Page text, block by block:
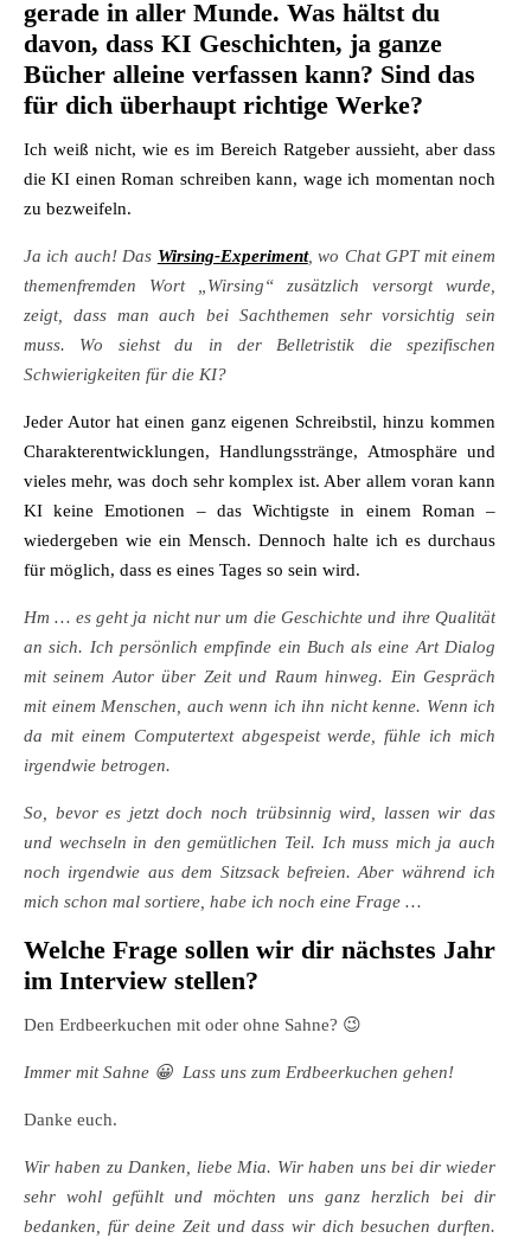
gerade in aller Munde. Was hältst du
davon, dass KI Geschichten, ja ganze
Bücher alleine verfassen kann? Sind das
für dich überhaupt richtige Werke?
Ich weiß nicht, wie es im Bereich Ratgeber aussieht, aber dass
die KI einen Roman schreiben kann, wage ich momentan noch
zu bezweifeln.
Ja ich auch! Das Wirsing-Experiment, wo Chat GPT mit einem
themenfremden Wort „Wirsing“ zusätzlich versorgt wurde,
zeigt, dass man auch bei Sachthemen sehr vorsichtig sein
muss. Wo siehst du in der Belletristik die spezifischen
Schwierigkeiten für die KI?
Jeder Autor hat einen ganz eigenen Schreibstil, hinzu kommen
Charakterentwicklungen, Handlungsstränge, Atmosphäre und
vieles mehr, was doch sehr komplex ist. Aber allem voran kann
KI keine Emotionen – das Wichtigste in einem Roman –
wiedergeben wie ein Mensch. Dennoch halte ich es durchaus
für möglich, dass es eines Tages so sein wird.
Hm … es geht ja nicht nur um die Geschichte und ihre Qualität
an sich. Ich persönlich empfinde ein Buch als eine Art Dialog
mit seinem Autor über Zeit und Raum hinweg. Ein Gespräch
mit einem Menschen, auch wenn ich ihn nicht kenne. Wenn ich
da mit einem Computertext abgespeist werde, fühle ich mich
irgendwie betrogen.
So, bevor es jetzt doch noch trübsinnig wird, lassen wir das
und wechseln in den gemütlichen Teil. Ich muss mich ja auch
noch irgendwie aus dem Sitzsack befreien. Aber während ich
mich schon mal sortiere, habe ich noch eine Frage …
Welche Frage sollen wir dir nächstes Jahr
im Interview stellen?
Den Erdbeerkuchen mit oder ohne Sahne? 😉
Immer mit Sahne 😀 Lass uns zum Erdbeerkuchen gehen!
Danke euch.
Wir haben zu Danken, liebe Mia. Wir haben uns bei dir wieder
sehr wohl gefühlt und möchten uns ganz herzlich bei dir
bedanken, für deine Zeit und dass wir dich besuchen durften.